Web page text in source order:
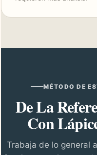
MÉTODO DE
De La
Con
Trabaja de lo general